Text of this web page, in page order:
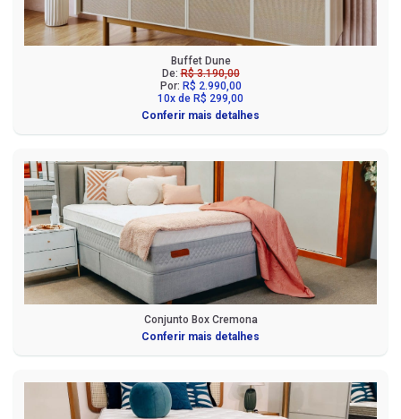
Buffet Dune
De:R$ 3.190,00
Por: R$ 2.990,00
10x de R$ 299,00
Conferir mais detalhes
Conjunto Box Cremona
Conferir mais detalhes